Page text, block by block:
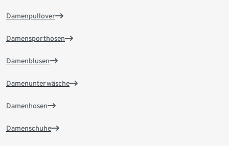
Damenpullover
Damensporthosen
Damenblusen
Damenunterwäsche
Damenhosen
Damenschuhe